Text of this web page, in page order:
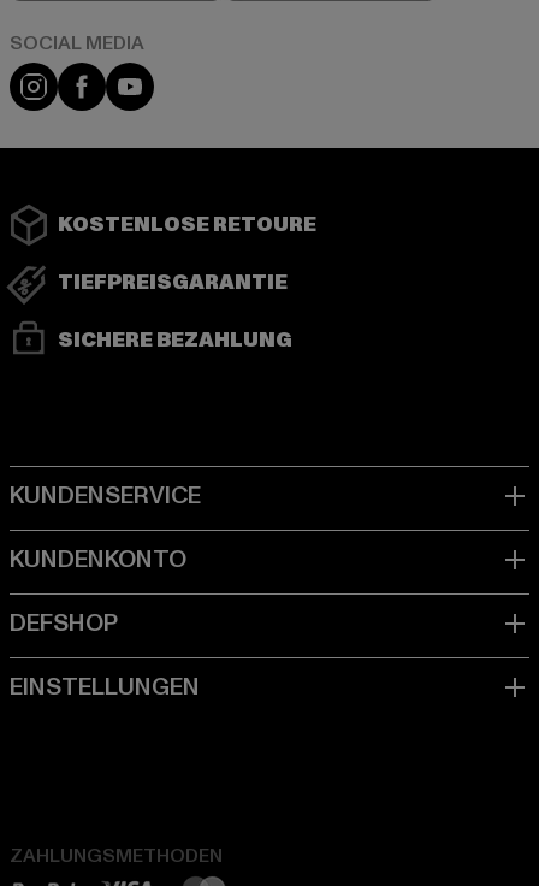
Instagram
FacebookYouTube
KOSTENLOSE RETOURE
TIEFPREISGARANTIE
SICHERE BEZAHLUNG
ZAHLUNGSMETHODEN